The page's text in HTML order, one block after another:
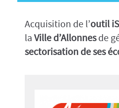
Acquisition de l’outil
laVille d’Allonnesde
sectorisation de ses